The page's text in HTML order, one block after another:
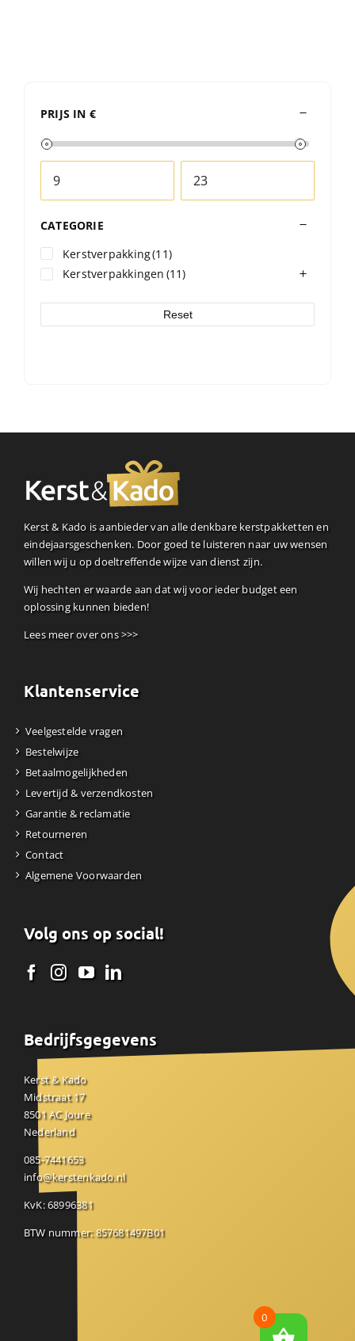
PRIJS IN €
CATEGORIE
Kerstverpakking(11)
Kerstverpakkingen (11)
Reset
Kerst & Kado is aanbieder van alle denkbare kerstpakketten en
eindejaarsgeschenken. Door goed te luisteren naar uw wensen
willen wij u op doeltreffende wijze van dienst zijn.
Wij hechten er waarde aan dat wij voor ieder budget een
oplossing kunnen bieden!
Lees meer over ons >>>
Klantenservice
Veelgestelde vragen
Bestelwijze
Betaalmogelijkheden
Levertijd & verzendkosten
Garantie & reclamatie
Retourneren
Contact
Algemene Voorwaarden
Volg ons op social!
Bedrijfsgegevens
Kerst & Kado
Midstraat 17
8501 AC Joure
Nederland
085-7441653
info@kerstenkado.nl
KvK: 68996381
BTW nummer: 857681497B01
0